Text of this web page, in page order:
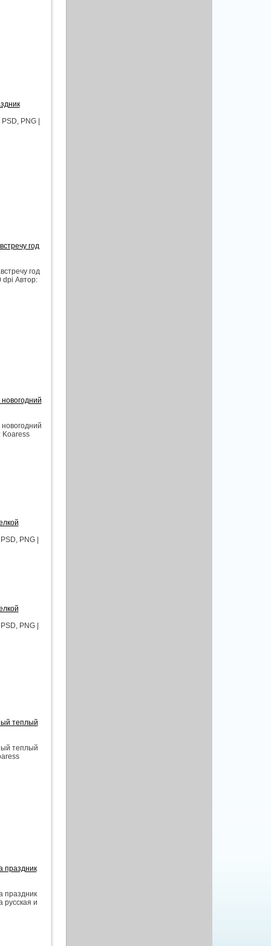
PNG |
год
год
dpi Автор:
Koaress
PNG |
PNG |
теплый
теплый
праздник
праздник
русская и